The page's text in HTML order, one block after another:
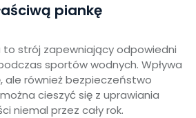
piankę
to strój zapewniający odpowiedni
sportów wodnych. Wpływa
ale również bezpieczeństwo
można cieszyć się z uprawiania
niemal przez cały rok.